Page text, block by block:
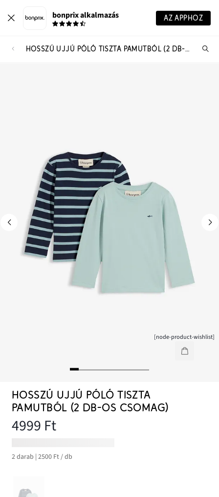
bonprix alkalmazás AZ APPHOZ
HOSSZÚ UJJÚ PÓLÓ TISZTA PAMUTBÓL (2 DB-OS CSOMAG)
[node-product-wishlist]
HOSSZÚ UJJÚ PÓLÓ TISZTA
PAMUTBÓL (2 DB-OS CSOMAG)
4999 Ft
2 darab | 2500 Ft / db